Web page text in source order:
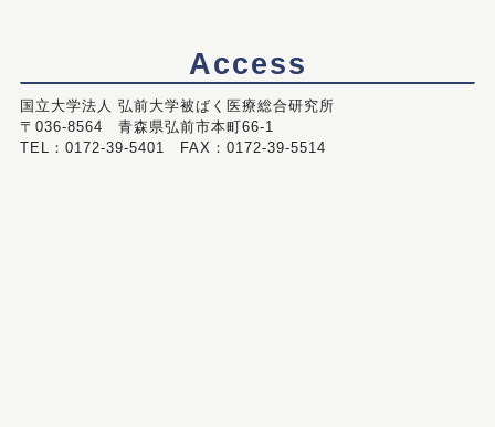
Access
国立大学法人 弘前大学被ばく医療総合研究所
〒036-8564 青森県弘前市本町66-1
TEL：0172-39-5401 FAX：0172-39-5514